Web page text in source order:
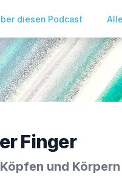
diesen Podcast
Finger
und